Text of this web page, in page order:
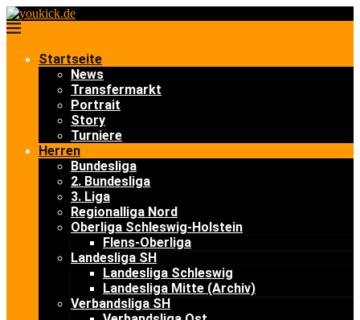
Startseite
News
Transfermarkt
Portrait
Story
Turniere
Herren
Bundesliga
2. Bundesliga
3. Liga
Regionalliga Nord
Oberliga Schleswig-Holstein
Flens-Oberliga
Landesliga SH
Landesliga Schleswig
Landesliga Mitte (Archiv)
Verbandsliga SH